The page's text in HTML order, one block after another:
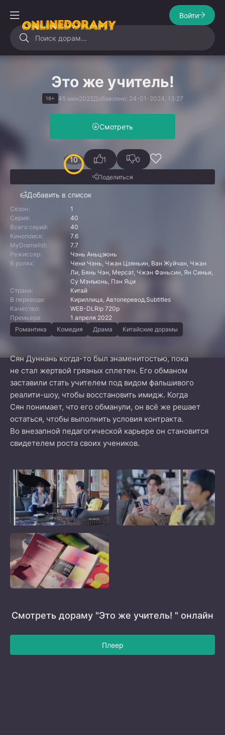
Войти
Это же учитель!
18+ 45 мин2022Добавлено: 24-01-2024, 13:27
Смотреть
10
Добавить в список
1 0
Поделиться
Сезон:
1
Серия:
40
Всего серий:
40
Кинопоиск:
7.6
MyDramalist:
7.7
Режиссер:
Чэнь Аньцзюнь
В ролях:
Чени Чэнь, Чжан Цзяньин, Ван Жуйчан, Чжан
Ли, Бянь Чэн, Мерсат, Чжэн Фаньсин, Ян Синьи,
Су Мэнъюнь, Пэн Яци
Страна:
Китай
В переводе:
Кириллица, Автоперевод.Subtitles
Качество:
WEB-DLRip 720p
Премьера:
1 апреля 2022
Романтика
Комедия Драма Китайские дорамы
Сян Дуннань когда-то был знаменитостью, пока
не стал жертвой грязных сплетен. Его обманом
заставили стать учителем под видом фальшивого
реалити-шоу, чтобы восстановить имидж. Когда
Сян понимает, что его обманули, он всё же решает
остаться, чтобы выполнить условия контракта.
Во внезапной педагогической карьере он становится
свидетелем роста своих учеников.
Смотреть дораму "Это же учитель! " онлайн
Плеер